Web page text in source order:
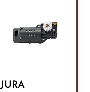
JURA